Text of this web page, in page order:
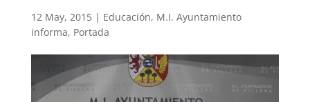
12 May, 2015| Educación, M.I. Ayuntamiento
informa, Portada